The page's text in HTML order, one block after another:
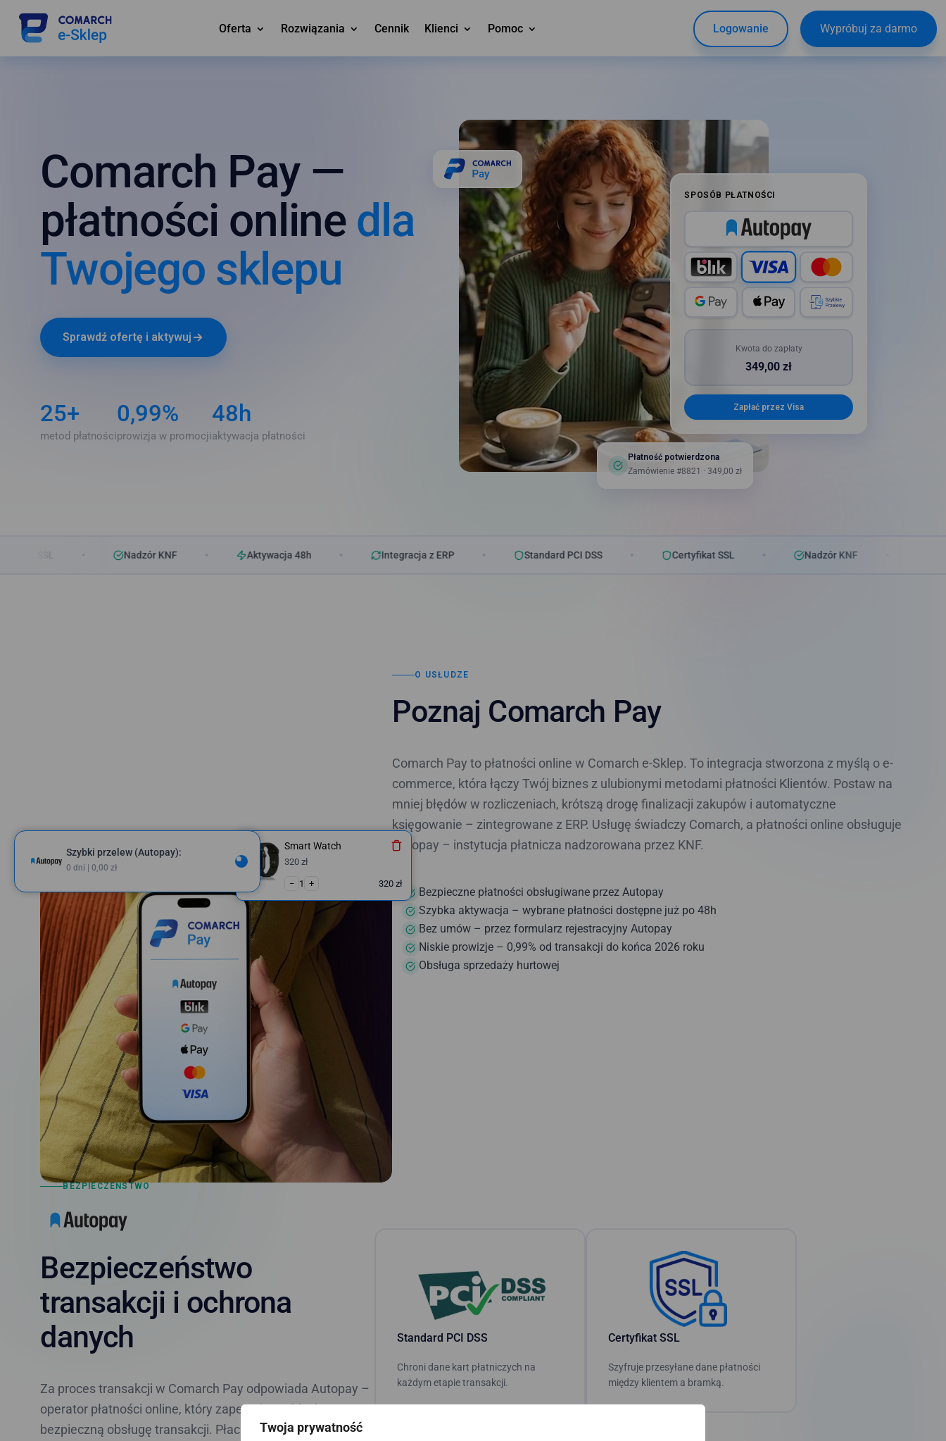
Twoja prywatność
Oferta Rozwiązania Cennik Klienci Pomoc Logowanie Wypróbuj za darmo
Comarch Pay —
płatności online dla
Twojego sklepu
Sprawdź ofertę i aktywuj
25+
metod płatności
0,99%
prowizja w promocji
48h
aktywacja płatności
SPOSÓB PŁATNOŚCI
Kwota do zapłaty
349,00 zł
Zapłać przez Mastercard
Płatność potwierdzona
Zamówienie #8821 · 349,00 zł
Nadzór KNF Aktywacja 48h Integracja z ERP Standard PCI DSS Certyfikat SSL Nadzór KNF
Smart Watch
320 zł
− 1 + 320 zł
Szybki przelew (Autopay):
0 dni | 0,00 zł
O USŁUDZE
Poznaj Comarch Pay
Comarch Pay to płatności online w Comarch e-Sklep. To integracja stworzona z myślą o e-
commerce, która łączy Twój biznes z ulubionymi metodami płatności Klientów. Postaw na
mniej błędów w rozliczeniach, krótszą drogę finalizacji zakupów i automatyczne
księgowanie – zintegrowane z ERP. Usługę świadczy Comarch, a płatności online obsługuje
Autopay – instytucja płatnicza nadzorowana przez KNF.
Bezpieczne płatności obsługiwane przez Autopay
Szybka aktywacja – wybrane płatności dostępne już po 48h
Bez umów – przez formularz rejestracyjny Autopay
Niskie prowizje – 0,99% od transakcji do końca 2026 roku
Obsługa sprzedaży hurtowej
BEZPIECZEŃSTWO
Bezpieczeństwo
transakcji i ochrona
danych
Za proces transakcji w Comarch Pay odpowiada Autopay –
operator płatności online, który zapewnia szybką i
bezpieczną obsługę transakcji. Płacisz wygodnie, w kilka
Standard PCI DSS
Chroni dane kart płatniczych na
każdym etapie transakcji.
Certyfikat SSL
Szyfruje przesyłane dane płatności
między klientem a bramką.